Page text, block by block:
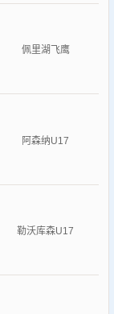
佩里湖飞鹰
阿森纳U17
勒沃库森U17